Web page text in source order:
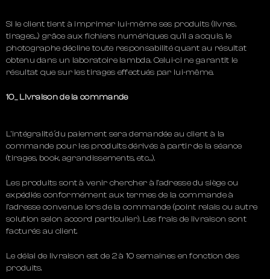
Si le client tient à imprimer lui-même ses produits (livres,
tirages…) grâce aux fichiers numériques qu’il a acquis, le
photographe décline toute responsabilité quant au résultat
obtenu dans un laboratoire lambda. Celui-ci ne garantit le
résultat que sur les tirages effectués par lui-même.
10_ Livraison de la commande
L’intégralité́ du paiement sera demandée au client à la
commande pour les produits dérivés à partir de la séance
(tirages, book, agrandissements, etc…).
Les produits sont à venir chercher à l’adresse du siège ou
expédiés conformément aux termes de la commande à
l’adresse convenue lors de la commande (point relais ou autre
solution selon accord particulier). Les frais de livraison sont
facturés au client.
Le délai de livraison est de 2 à 10 semaines en fonction des
produits.